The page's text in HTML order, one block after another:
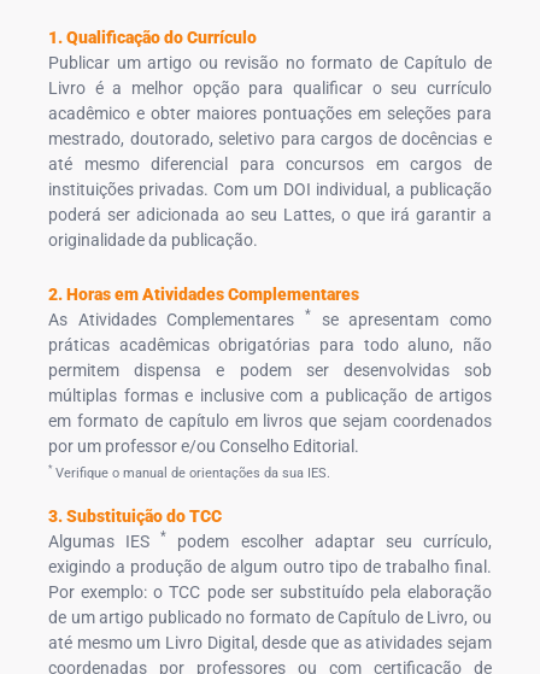
1. Qualificação do Currículo
Publicar um artigo ou revisão no formato de Capítulo de
Livro é a melhor opção para qualificar o seu currículo
acadêmico e obter maiores pontuações em seleções para
mestrado, doutorado, seletivo para cargos de docências e
até mesmo diferencial para concursos em cargos de
instituições privadas. Com um DOI individual, a publicação
poderá ser adicionada ao seu Lattes, o que irá garantir a
originalidade da publicação.
2. Horas em Atividades Complementares
As Atividades Complementares
*
se apresentam como
práticas acadêmicas obrigatórias para todo aluno, não
permitem dispensa e podem ser desenvolvidas sob
múltiplas formas e inclusive com a publicação de artigos
em formato de capítulo em livros que sejam coordenados
por um professor e/ou Conselho Editorial.
* Verifique o manual de orientações da sua IES.
3. Substituição do TCC
Algumas IES*
podem escolher adaptar seu currículo,
exigindo a produção de algum outro tipo de trabalho final.
Por exemplo: o TCC pode ser substituído pela elaboração
de um artigo publicado no formato de Capítulo de Livro, ou
até mesmo um Livro Digital, desde que as atividades sejam
coordenadas por professores ou com certificação de